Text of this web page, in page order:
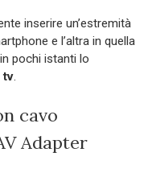
inserire un’estremità
e l’altra in quella
pochi istanti lo
tv.
cavo
Adapter